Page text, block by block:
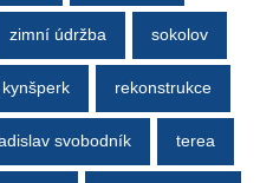
zimní údržba sokolov
kynšperk rekonstrukce
svobodník terea